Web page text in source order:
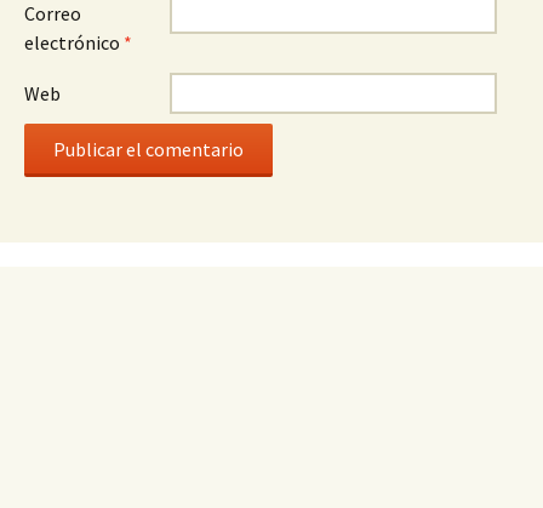
Correo
electrónico *
Web